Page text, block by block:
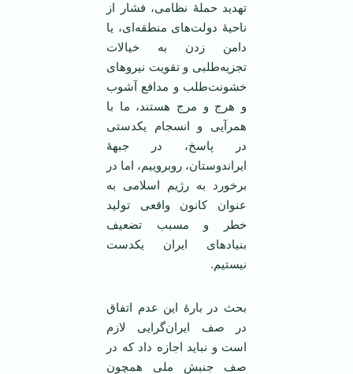
تهدید حملۀ نظامی، فشار از
ناحیۀ دولت‌های منطقه‌ای، یا
دامن زدن به خیالات
تجزیه‌طلبی و تقویت نیروهای
خشونت‌طلب و مدافع آشوب
و هرج و مرج هستند، ما با
همرآیی و انسجام یکدستی
در پاسخ، در جبهۀ
ایراندوستان، روبروییم، اما در
برخورد به رژیم اسلامی به
عنوان کانون واقعی تولید
خطر و مسبب تضعیف
بنیادهای ایران یکدست
نیستیم.
بحث در بارۀ این عدم اتفاق
در صف ایران‌گرایی لازم
است و نباید اجازه داد که در
صف جنبش ملی همچون